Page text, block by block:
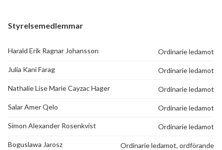
Styrelsemedlemmar
Harald Erik Ragnar Johansson Ordinarie ledamot
Julia Kani Farag Ordinarie ledamot
Nathalie Lise Marie Cayzac Hager Ordinarie ledamot
Salar Amer Qelo Ordinarie ledamot
Simon Alexander Rosenkvist Ordinarie ledamot
Boguslawa Jarosz Ordinarie ledamot, ordförande